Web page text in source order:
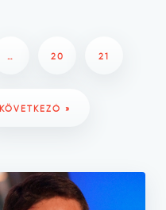
… 20 21
KÖVETKEZŐ »